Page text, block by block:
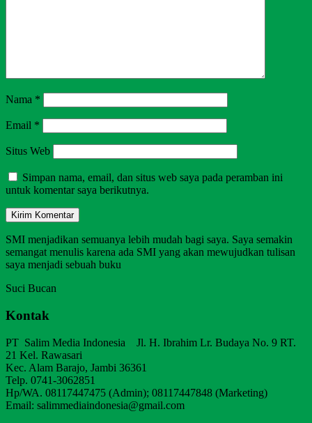
Nama *
Email *
Situs Web
Simpan nama, email, dan situs web saya pada peramban ini
untuk komentar saya berikutnya.
SMI menjadikan semuanya lebih mudah bagi saya. Saya semakin
semangat menulis karena ada SMI yang akan mewujudkan tulisan
saya menjadi sebuah buku
Suci Bucan
Kontak
PT Salim Media Indonesia Jl. H. Ibrahim Lr. Budaya No. 9 RT.
21 Kel. Rawasari
Kec. Alam Barajo, Jambi 36361
Telp. 0741-3062851
Hp/WA. 08117447475 (Admin); 08117447848 (Marketing)
Email: salimmediaindonesia@gmail.com